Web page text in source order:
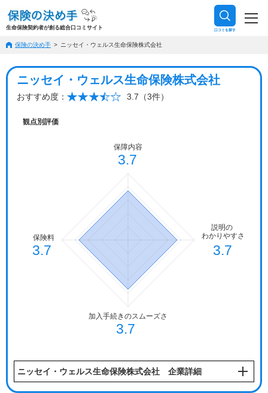
生命保険契約者が創る総合口コミサイト 口コミを探す
保険の決め手 ニッセイ・ウェルス生命保険株式会社
ニッセイ・ウェルス生命保険株式会社
おすすめ度： 3.7（3件）
観点別評価
ニッセイ・ウェルス生命保険株式会社 企業詳細